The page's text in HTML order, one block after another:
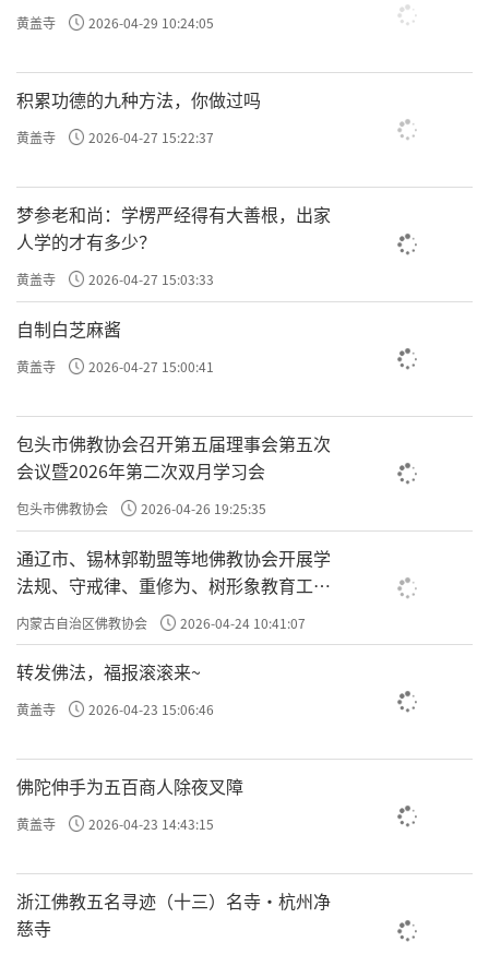
黄盖寺 2026-04-29 10:24:05
积累功德的九种方法，你做过吗
黄盖寺 2026-04-27 15:22:37
梦参老和尚：学楞严经得有大善根，出家
人学的才有多少？
黄盖寺 2026-04-27 15:03:33
自制白芝麻酱
黄盖寺 2026-04-27 15:00:41
包头市佛教协会召开第五届理事会第五次
会议暨2026年第二次双月学习会
包头市佛教协会 2026-04-26 19:25:35
通辽市、锡林郭勒盟等地佛教协会开展学
法规、守戒律、重修为、树形象教育工作
专题学习会
内蒙古自治区佛教协会 2026-04-24 10:41:07
转发佛法，福报滚滚来~
黄盖寺 2026-04-23 15:06:46
佛陀伸手为五百商人除夜叉障
黄盖寺 2026-04-23 14:43:15
浙江佛教五名寻迹（十三）名寺·杭州净
慈寺